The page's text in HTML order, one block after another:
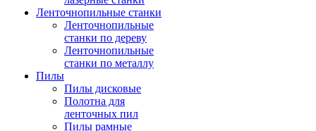
Ленточнопильные станки
Ленточнопильные
станки по дереву
Ленточнопильные
станки по металлу
Пилы
Пилы дисковые
Полотна для
ленточных пил
Пилы рамные